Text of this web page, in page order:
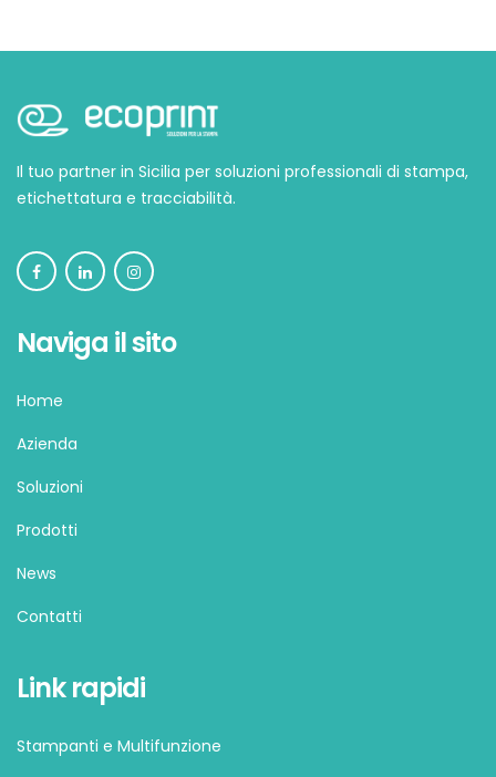
Il tuo partner in Sicilia per soluzioni professionali di stampa,
etichettatura e tracciabilità.
Naviga il sito
Home
Azienda
Soluzioni
Prodotti
News
Contatti
Link rapidi
Stampanti e Multifunzione